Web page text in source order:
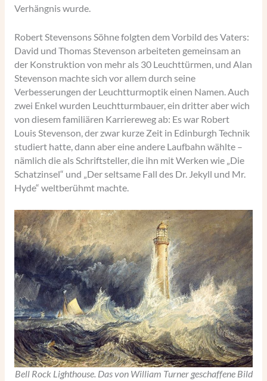
Verhängnis wurde.
Robert Stevensons Söhne folgten dem Vorbild des Vaters:
David und Thomas Stevenson arbeiteten gemeinsam an
der Konstruktion von mehr als 30 Leuchttürmen, und Alan
Stevenson machte sich vor allem durch seine
Verbesserungen der Leuchtturmoptik einen Namen. Auch
zwei Enkel wurden Leuchtturmbauer, ein dritter aber wich
von diesem familiären Karriereweg ab: Es war Robert
Louis Stevenson, der zwar kurze Zeit in Edinburgh Technik
studiert hatte, dann aber eine andere Laufbahn wählte –
nämlich die als Schriftsteller, die ihn mit Werken wie „Die
Schatzinsel“ und „Der seltsame Fall des Dr. Jekyll und Mr.
Hyde“ weltberühmt machte.
Bell Rock Lighthouse. Das von William Turner geschaffene Bild